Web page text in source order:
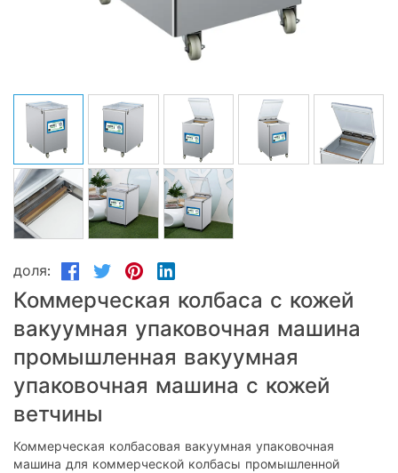
доля:
Коммерческая колбаса с кожей
вакуумная упаковочная машина
промышленная вакуумная
упаковочная машина с кожей
ветчины
Коммерческая колбасовая вакуумная упаковочная
машина для коммерческой колбасы промышленной